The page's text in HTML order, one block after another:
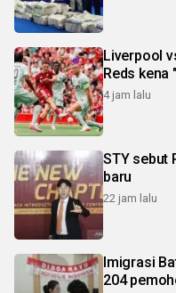
Liverpool
Reds kena
4 jam lalu
STY sebut
baru
22 jam lalu
Imigrasi
204